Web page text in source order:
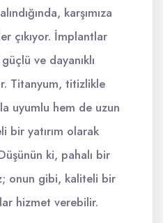
karşımıza
çıkıyor. İmplantlar
ve dayanıklı
Titanyum, titizlikle
uyumlu hem de uzun
bir yatırım olarak
ki, pahalı bir
onun gibi, kaliteli bir
hizmet verebilir.